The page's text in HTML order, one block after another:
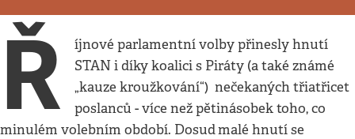
Ř
íjnové parlamentní volby přinesly hnutí
STAN i díky koalici s Piráty (a také známé
„kauze kroužkování“) nečekaných třiatřicet
poslanců - více než pětinásobek toho, co
minulém volebním období. Dosudmalé hnutí se